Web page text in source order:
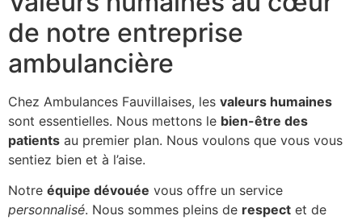
de notre entreprise
ambulancière
Chez Ambulances Fauvillaises, les valeurs humaines
sont essentielles. Nous mettons le bien-être des
patients au premier plan. Nous voulons que vous vous
sentiez bien et à l’aise.
Notre équipe dévouée vous offre un service
personnalisé. Nous sommes pleins de respect et de